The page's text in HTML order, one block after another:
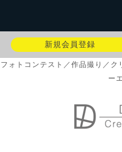
新規会員登録
フォトコンテスト／作品撮り／
ー